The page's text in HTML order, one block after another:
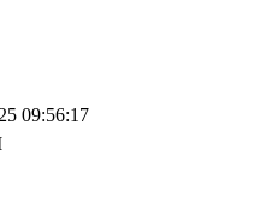
09:56:17